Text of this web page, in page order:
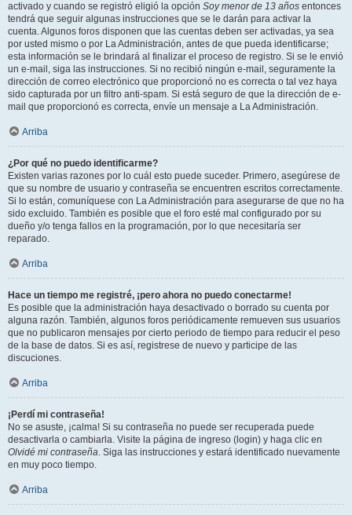
activado y cuando se registró eligió la opción Soy menor de 13 años entonces
tendrá que seguir algunas instrucciones que se le darán para activar la
cuenta. Algunos foros disponen que las cuentas deben ser activadas, ya sea
por usted mismo o por La Administración, antes de que pueda identificarse;
esta información se le brindará al finalizar el proceso de registro. Si se le envió
un e-mail, siga las instrucciones. Si no recibió ningún e-mail, seguramente la
dirección de correo electrónico que proporcionó no es correcta o tal vez haya
sido capturada por un filtro anti-spam. Si está seguro de que la dirección de e-
mail que proporcionó es correcta, envíe un mensaje a La Administración.
Arriba
¿Por qué no puedo identificarme?
Existen varias razones por lo cuál esto puede suceder. Primero, asegúrese de
que su nombre de usuario y contraseña se encuentren escritos correctamente.
Si lo están, comuníquese con La Administración para asegurarse de que no ha
sido excluido. También es posible que el foro esté mal configurado por su
dueño y/o tenga fallos en la programación, por lo que necesitaría ser
reparado.
Arriba
Hace un tiempo me registré, ¡pero ahora no puedo conectarme!
Es posible que la administración haya desactivado o borrado su cuenta por
alguna razón. También, algunos foros periódicamente remueven sus usuarios
que no publicaron mensajes por cierto periodo de tiempo para reducir el peso
de la base de datos. Si es así, registrese de nuevo y participe de las
discuciones.
Arriba
¡Perdí mi contraseña!
No se asuste, ¡calma! Si su contraseña no puede ser recuperada puede
desactivarla o cambiarla. Visite la página de ingreso (login) y haga clic en
Olvidé mi contraseña. Siga las instrucciones y estará identificado nuevamente
en muy poco tiempo.
Arriba